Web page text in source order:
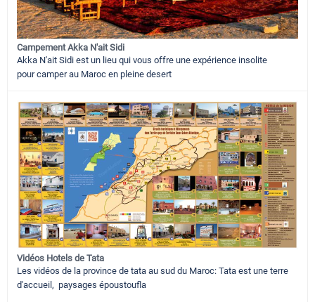
Campement Akka N'ait Sidi
Akka N'ait Sidi est un lieu qui vous offre une expérience insolite
pour camper au Maroc en pleine desert
Vidéos Hotels de Tata
Les vidéos de la province de tata au sud du Maroc: Tata est une terre
d'accueil, paysages époustoufla